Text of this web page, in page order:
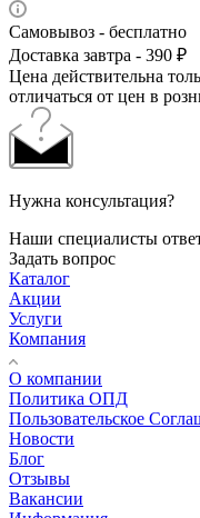
Самовывоз - бесплатно
Доставка завтра - 390 ₽
Цена действительна
отличаться от цен в
Нужна консультация?
Наши специалисты
Задать вопрос
Каталог
Акции
Услуги
Компания
О компании
Политика ОПД
Пользовательское
Новости
Блог
Отзывы
Вакансии